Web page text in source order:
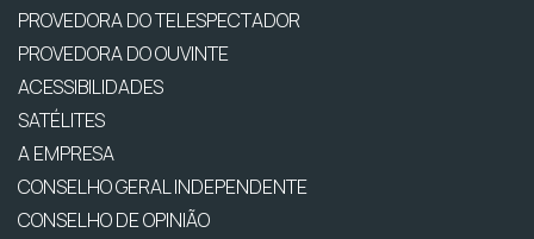
PROVEDORA DO TELESPECTADOR
PROVEDORA DO OUVINTE
ACESSIBILIDADES
SATÉLITES
A EMPRESA
CONSELHO GERAL INDEPENDENTE
CONSELHO DE OPINIÃO